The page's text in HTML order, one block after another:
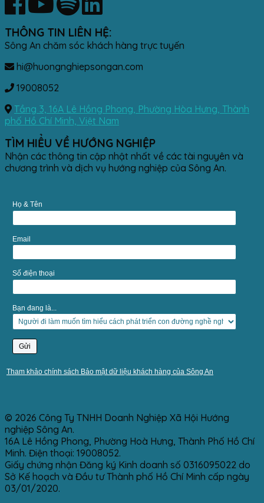
THÔNG TIN LIÊN HỆ:
Sông An chăm sóc khách hàng trực tuyến
hi@huongnghiepsongan.com
19008052
Tầng 3, 16A Lê Hồng Phong, Phường Hòa Hưng, Thành
phố Hồ Chí Minh, Việt Nam
TÌM HIỂU VỀ HƯỚNG NGHIỆP
Nhận các thông tin cập nhật nhất về các tài nguyên và
chương trình và dịch vụ hướng nghiệp của Sông An.
Họ & Tên
Email
Số điện thoại
Bạn đang là...
Tham khảo chính sách Bảo mật dữ liệu khách hàng của Sông An
© 2026 Công Ty TNHH Doanh Nghiệp Xã Hội Hướng
nghiệp Sông An.
16A Lê Hồng Phong, Phường Hoà Hưng, Thành Phố Hồ Chí
Minh. Điện thoại: 19008052.
Giấy chứng nhận Đăng ký Kinh doanh số 0316095022 do
Sở Kế hoạch và Đầu tư Thành phố Hồ Chí Minh cấp ngày
03/01/2020.